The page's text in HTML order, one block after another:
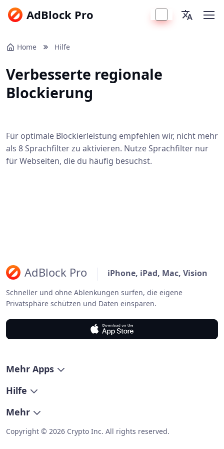
AdBlock Pro
Home Hilfe
Verbesserte regionale
Blockierung
Für optimale Blockierleistung empfehlen wir, nicht mehr
als 8 Sprachfilter zu aktivieren. Nutze Sprachfilter nur
für Webseiten, die du häufig besuchst.
AdBlock Pro iPhone, iPad, Mac, Vision
Schneller und ohne Ablenkungen surfen, die eigene
Privatsphäre schützen und Daten einsparen.
Mehr Apps
Hilfe
Mehr
Copyright © 2026 Crypto Inc. All rights reserved.